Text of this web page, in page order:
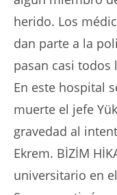
herido. Los
dan parte a la
pasan casi todos
En este hospital
muerte el jefe
gravedad al
Ekrem. BİZİM
universitario en